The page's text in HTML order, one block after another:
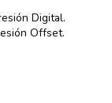
Digital.
Offset.